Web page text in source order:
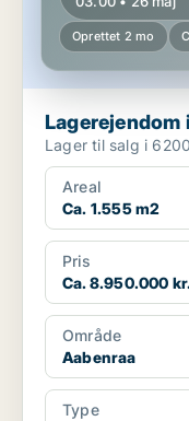
Oprettet 2 mo
Lagerejendom
Lager til salg i
Areal
Ca. 1.555 m2
Pris
Ca. 8.950.000
Område
Aabenraa
Type